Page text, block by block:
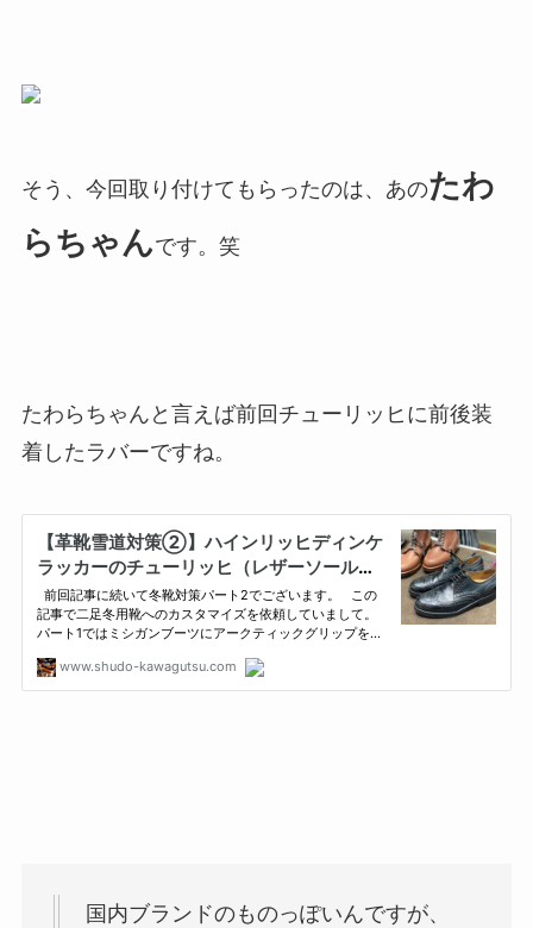
そう、今回取り付けてもらったのは、あのたわ
らちゃんです。笑
たわらちゃんと言えば前回チューリッヒに前後装
着したラバーですね。
国内ブランドのものっぽいんですが、